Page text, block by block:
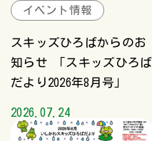
イベント情報
スキッズひろばからのお
知らせ 「スキッズひろば
だより2026年8月号」
2026.07.24